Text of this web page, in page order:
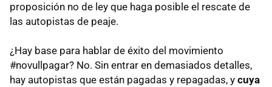
proposición no de ley que haga posible el rescate de
las autopistas de peaje.
¿Hay base para hablar de éxito del movimiento
#novullpagar? No. Sin entrar en demasiados detalles,
hay autopistas que están pagadas y repagadas, y cuya